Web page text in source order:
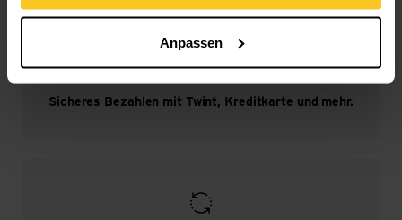
Anpassen
Sicheres Bezahlen mit Twint, Kreditkarte und mehr.